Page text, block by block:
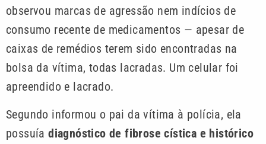
observou marcas de agressão nem indícios de
consumo recente de medicamentos — apesar de
caixas de remédios terem sido encontradas na
bolsa da vítima, todas lacradas. Um celular foi
apreendido e lacrado.
Segundo informou o pai da vítima à polícia, ela
possuía diagnóstico de fibrose cística e histórico